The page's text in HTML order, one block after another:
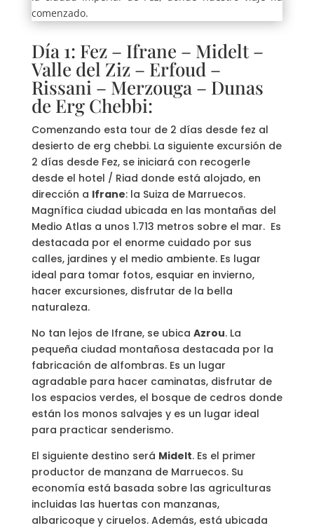
comenzado.
Día 1: Fez – Ifrane – Midelt –
Valle del Ziz – Erfoud –
Rissani – Merzouga – Dunas
de Erg Chebbi:
Comenzando esta tour de 2 días desde fez al
desierto de erg chebbi. La siguiente excursión de
2 días desde Fez, se iniciará con recogerle
desde el hotel / Riad donde está alojado, en
dirección a Ifrane: la Suiza de Marruecos.
Magnífica ciudad ubicada en las montañas del
Medio Atlas a unos 1.713 metros sobre el mar. Es
destacada por el enorme cuidado por sus
calles, jardines y el medio ambiente. Es lugar
ideal para tomar fotos, esquiar en invierno,
hacer excursiones, disfrutar de la bella
naturaleza.
No tan lejos de Ifrane, se ubica Azrou. La
pequeña ciudad montañosa destacada por la
fabricación de alfombras. Es un lugar
agradable para hacer caminatas, disfrutar de
los espacios verdes, el bosque de cedros donde
están los monos salvajes y es un lugar ideal
para practicar senderismo.
El siguiente destino será Midelt. Es el primer
productor de manzana de Marruecos. Su
economía está basada sobre las agriculturas
incluidas las huertas con manzanas,
albaricoque y ciruelos. Además, está ubicada